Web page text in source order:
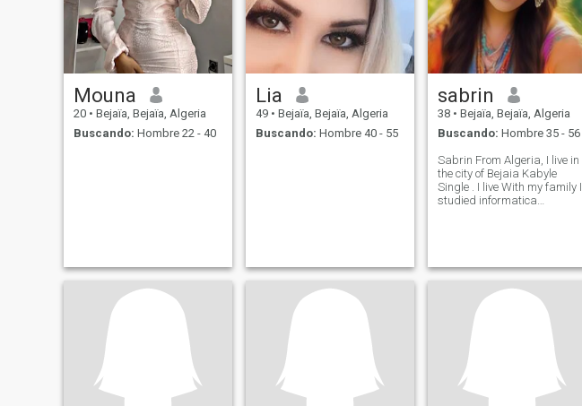
Mouna
20 • Bejaïa, Bejaïa, Algeria
Buscando: Hombre 22 - 40
Lia
49 • Bejaïa, Bejaïa, Algeria
Buscando: Hombre 40 - 55
sabrin
38 • Bejaïa, Bejaïa, Algeria
Buscando: Hombre 35 - 56
Sabrin From Algeria, I live in
the city of Bejaia Kabyle
Single . I live With my family I
studied informatica
cooking .